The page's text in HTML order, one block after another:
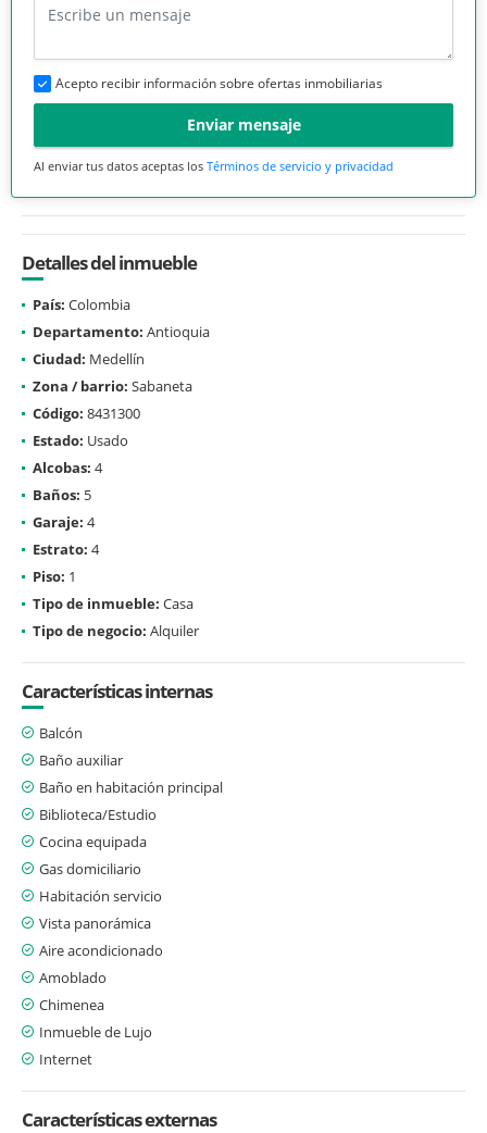
Acepto recibir información sobre ofertas inmobiliarias
Enviar mensaje
Al enviar tus datos aceptas los Términos de servicio y privacidad
Detalles del inmueble
País: Colombia
Departamento: Antioquia
Ciudad: Medellín
Zona / barrio: Sabaneta
Código: 8431300
Estado: Usado
Alcobas: 4
Baños: 5
Garaje: 4
Estrato: 4
Piso: 1
Tipo de inmueble: Casa
Tipo de negocio: Alquiler
Características internas
Balcón
Baño auxiliar
Baño en habitación principal
Biblioteca/Estudio
Cocina equipada
Gas domiciliario
Habitación servicio
Vista panorámica
Aire acondicionado
Amoblado
Chimenea
Inmueble de Lujo
Internet
Características externas